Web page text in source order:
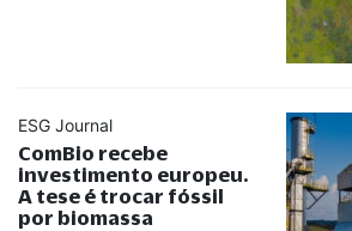
ESG Journal
ComBio recebe
investimento europeu.
A tese é trocar fóssil
por biomassa